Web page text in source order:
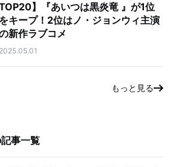
】『あいつは黒炎竜 』が1位
をキープ！2位はノ・ジョンウィ主演
新作ラブコメ
2025.05.01
もっと見る
事一覧